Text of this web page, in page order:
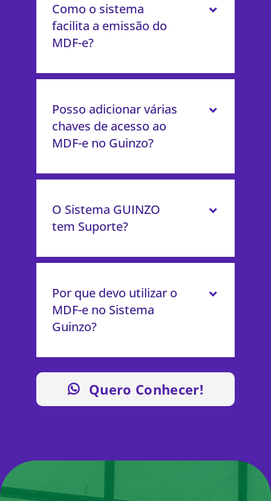
Como o sistema
facilita a emissão do
MDF-e?
Posso adicionar várias
chaves de acesso ao
MDF-e no Guinzo?
O Sistema GUINZO
tem Suporte?
Por que devo utilizar o
MDF-e no Sistema
Guinzo?
Quero Conhecer!